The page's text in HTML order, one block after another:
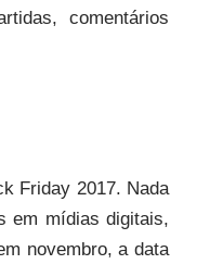
comentários
Friday 2017. Nada
em mídias digitais,
novembro, a data